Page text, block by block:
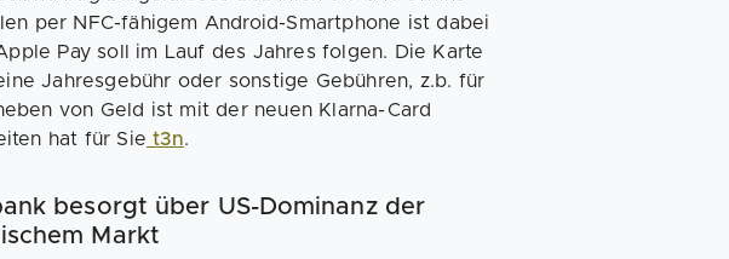
per NFC-fähigem Android-Smartphone ist dabei
Pay soll im Lauf des Jahres folgen. Die Karte
Jahresgebühr oder sonstige Gebühren, z.b. für
von Geld ist mit der neuen Klarna-Card
hat für Sie t3n.
besorgt über US-Dominanz der
Markt